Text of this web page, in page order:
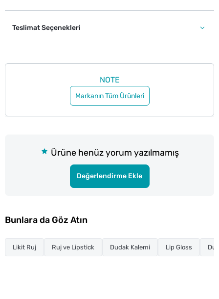
Teslimat Seçenekleri
NOTE
Markanın Tüm Ürünleri
Ürüne henüz yorum yazılmamış
Değerlendirme Ekle
Bunlara da Göz Atın
Likit Ruj Ruj ve Lipstick Dudak Kalemi Lip Gloss